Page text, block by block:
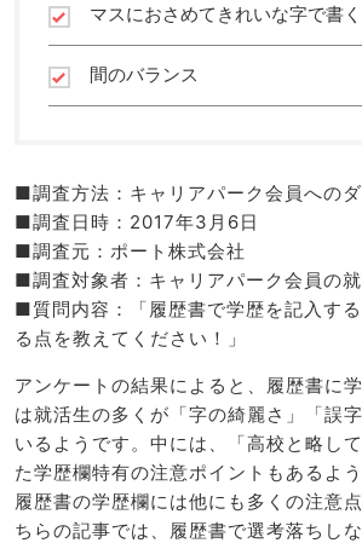
マスにおさめてきれいな字で書く
間のバランス
■調査方法：キャリアパーク会員への
■調査日時：2017年3月6日
■調査元：ポート株式会社
■調査対象者：キャリアパーク会員の
■質問内容：「履歴書で学歴を記入す
る点を教えてください！」
アンケートの結果によると、履歴書に
は就活生の多くが「字の綺麗さ」「誤
いるようです。中には、「高校と略し
た学歴欄特有の注意ポイントもあるよ
履歴書の学歴欄には他にも多くの注意
ちらの記事では、履歴書で選考落ちし